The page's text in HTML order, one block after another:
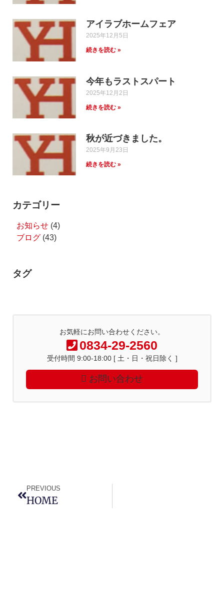
アイラブホームフェア
2025年12月5日
続きを読む »
今年もラストスパート
2025年12月2日
続きを読む »
秋が近づきました。
2025年9月23日
続きを読む »
カテゴリー
お知らせ (4)
ブログ (43)
タグ
お気軽にお問い合わせください。
0834-29-2560
受付時間 9:00-18:00 [ 土・日・祝日除く ]
お問い合わせ
PREVIOUS
HOME